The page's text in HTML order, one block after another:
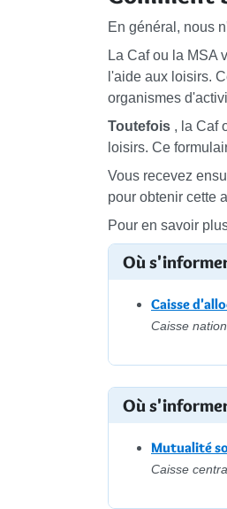
En général, nous
La Caf ou la MSA
l'aide aux loisirs.
organismes
Toutefois , la Caf
loisirs. Ce
Vous recevez
pour obtenir cette
Pour en savoir
Où
Caisse
Caisse
Où
Mutualité
Caisse